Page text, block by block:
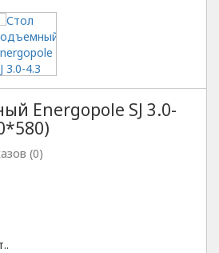
Energopole SJ 3.0-
(0)